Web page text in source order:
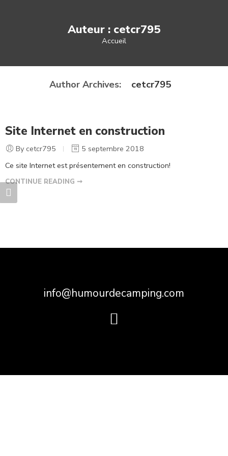
Auteur : cetcr795
Accueil
Author Archives: cetcr795
Site Internet en construction
By cetcr795
5 septembre 2018
Ce site Internet est présentement en construction!
CONTINUE READING ➞
info@humourdecamping.com